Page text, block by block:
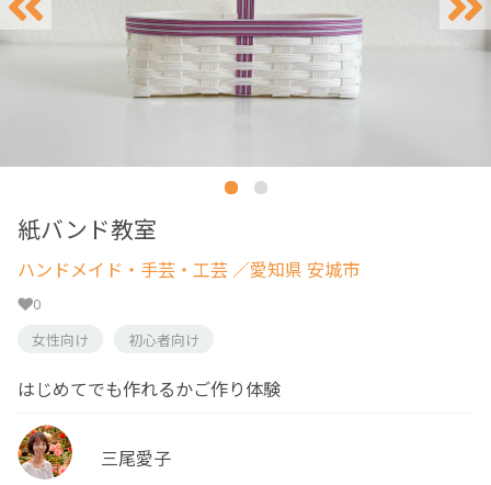
紙バンド教室
ハンドメイド・手芸・工芸 ／愛知県 安城市
0
女性向け
初心者向け
はじめてでも作れるかご作り体験
三尾愛子